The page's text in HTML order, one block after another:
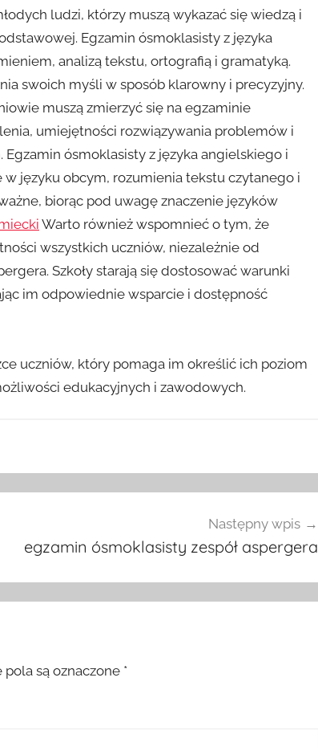
ludzi, którzy muszą wykazać się wiedzą i
Egzamin ósmoklasisty z języka
analizą tekstu, ortografią i gramatyką.
swoich myśli w sposób klarowny i precyzyjny.
muszą zmierzyć się na egzaminie
umiejętności rozwiązywania problemów i
ósmoklasisty z języka angielskiego i
języku obcym, rozumienia tekstu czytanego i
biorąc pod uwagę znaczenie języków
Warto również wspomnieć o tym, że
wszystkich uczniów, niezależnie od
Szkoły starają się dostosować warunki
im odpowiednie wsparcie i dostępność
uczniów, który pomaga im określić ich poziom
edukacyjnych i zawodowych.
Następny wpis
egzamin ósmoklasisty zespół aspergera
są oznaczone *